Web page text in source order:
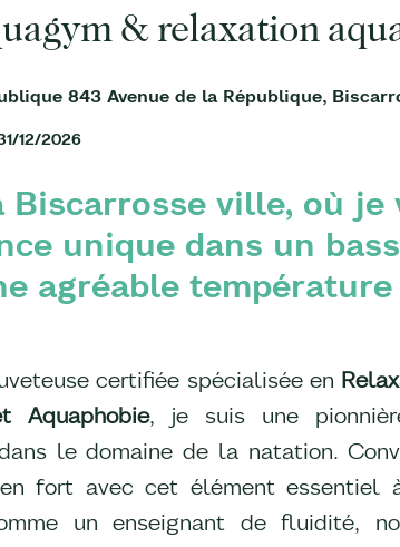
& relaxation
843 Avenue de la République,
12/2026
Biscarrosse ville, où je
unique dans un
agréable température
certifiée spécialisée en
Aquaphobie, je suis une
le domaine de la natation.
fort avec cet élément essentiel
un enseignant de fluidité,